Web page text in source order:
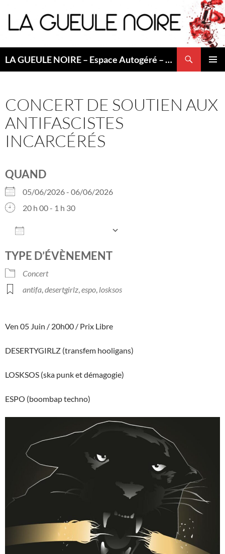
au
contenu
LA GUEULE NOIRE – Espace Autogéré – Saint Etienne
CONCERT DE SOUTIEN AUX
ANTIFASCISTES
INCARCÉRÉS
QUAND
05/06/2026 - 06/06/2026
20 h 00 - 1 h 30
TYPE D’ÉVÈNEMENT
Concert
antifa desertgirlz espo losksos
Ven 05 Juin / 20h00 / Prix Libre
DESERTYGIRLZ (transfem hooligans)
LOSKSOS (ska punk et démagogie)
ESPO (boombap techno)